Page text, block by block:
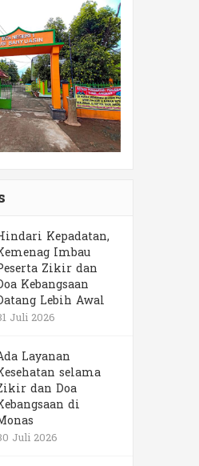
Kepadatan,
Imbau
Zikir dan
Kebangsaan
Lebih Awal
Juli 2026
Layanan
selama
dan Doa
di
Juli 2026